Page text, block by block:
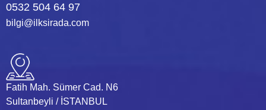
0532 504 64 97
bilgi@ilksirada.com
Fatih Mah. Sümer Cad. N6
Sultanbeyli / İSTANBUL